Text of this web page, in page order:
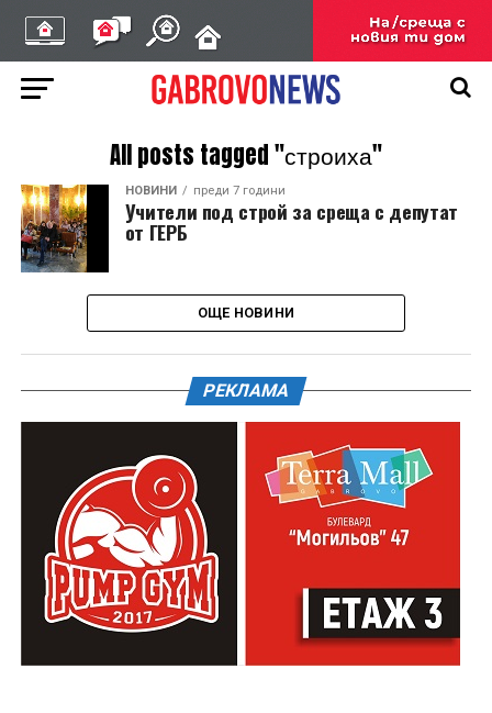
All posts tagged "строиха"
НОВИНИ преди 7 години
Учители под строй за среща с депутат
от ГЕРБ
ОЩЕ НОВИНИ
РЕКЛАМА